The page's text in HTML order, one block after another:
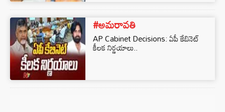
#అమరావతి
AP Cabinet Decisions: ఏపీ కేబినెట్‌
కీలక నిర్ణయాలు..